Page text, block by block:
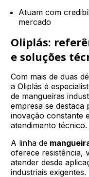
Atuam com
mercado
Oliplás:
e soluções
Com mais de duas
a Oliplás é
de mangueiras
empresa se destaca
inovação constante
atendimento técnico.
A linha de
oferece resistência,
atender desde
industriais